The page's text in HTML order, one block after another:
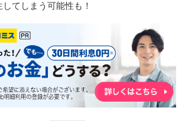
てしまう可能性も！